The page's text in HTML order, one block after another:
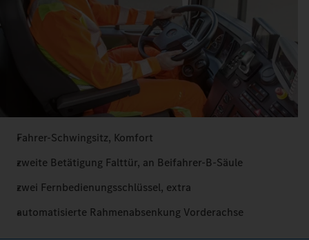
Fahrer-Schwingsitz, Komfort
zweite Betätigung Falttür, an Beifahrer-B-Säule
zwei Fernbedienungsschlüssel, extra
automatisierte Rahmenabsenkung Vorderachse